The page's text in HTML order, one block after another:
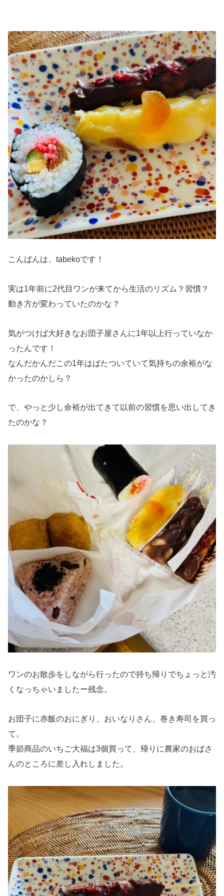
こんばんは、tabekoです！
実は1年前に2代目ワンが来てから生活のリズム？習慣？
動き方が変わっていたのかな？
気がつけば大好きなお団子屋さんに1年以上行っていなか
ったんです！
なんだかんだこの1年はばたついていて気持ちの余裕がな
かったのかしら？
で、やっと少し余裕が出てきて以前の習慣を思い出してき
たのかな？
ワンのお散歩をしながら行ったので持ち帰りでちょっと汚
くなっちゃいましたー残念。
お団子に赤飯のおにぎり、おいなりさん、巻き寿司を買っ
て。
季節商品のいちご大福は3個買って、帰りに農家のおばさ
んのところに差し入れしました。